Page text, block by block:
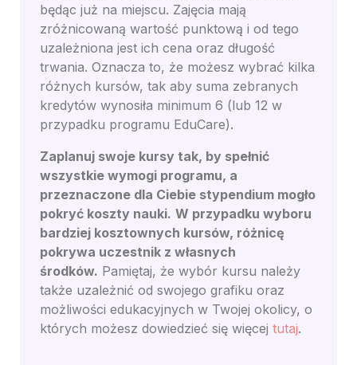
będąc już na miejscu. Zajęcia mają
zróżnicowaną wartość punktową i od tego
uzależniona jest ich cena oraz długość
trwania. Oznacza to, że możesz wybrać kilka
różnych kursów, tak aby suma zebranych
kredytów wynosiła minimum 6 (lub 12 w
przypadku programu EduCare).
Zaplanuj swoje kursy tak, by spełnić
wszystkie wymogi programu, a
przeznaczone dla Ciebie stypendium mogło
pokryć koszty nauki. W przypadku wyboru
bardziej kosztownych kursów, różnicę
pokrywa uczestnik z własnych
środków. Pamiętaj, że wybór kursu należy
także uzależnić od swojego grafiku oraz
możliwości edukacyjnych w Twojej okolicy, o
których możesz dowiedzieć się więcej tutaj.